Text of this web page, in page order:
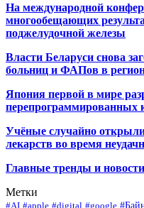
На международной
многообещающих
поджелудочной железы
Власти Беларуси снова
больниц и ФАПов в
Япония первой в мире
перепрограммированных
Учёные случайно
лекарств во время
Главные тренды и
Метки
#AI #apple #digital #google